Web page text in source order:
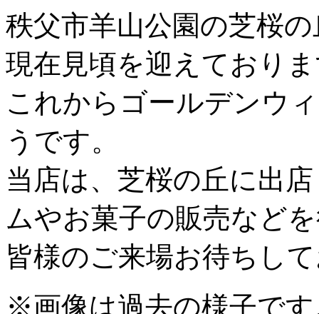
秩父市羊山公園の芝桜
現在見頃を迎えており
これからゴールデンウ
うです。
当店は、芝桜の丘に出
ムやお菓子の販売など
皆様のご来場お待ちし
※画像は過去の様子で